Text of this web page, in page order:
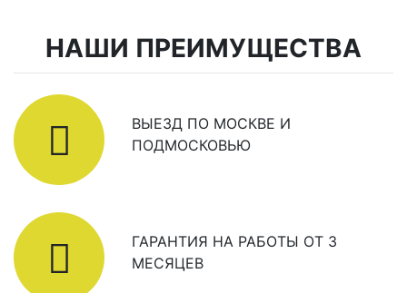
НАШИ ПРЕИМУЩЕСТВА
ВЫЕЗД ПО МОСКВЕ И
ПОДМОСКОВЬЮ
ГАРАНТИЯ НА РАБОТЫ ОТ 3
МЕСЯЦЕВ